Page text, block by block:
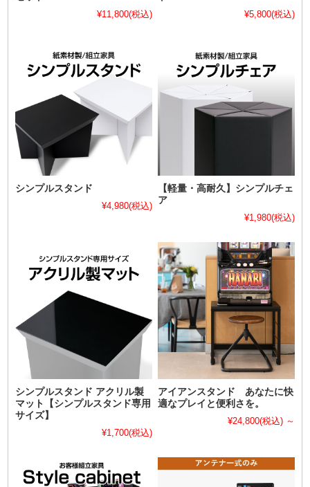
¥11,800(税込)
¥5,800(税込)
シンプルスタンド
¥4,980(税込)
【軽量・高耐久】シンプルチェ
ア
¥1,980(税込)
シンプルスタンド アクリル製
マット【シンプルスタンド専用
サイズ】
¥1,700(税込)
アイアンスタンド あなたに快
適なプレイと便利さを。
¥24,800(税込) ～